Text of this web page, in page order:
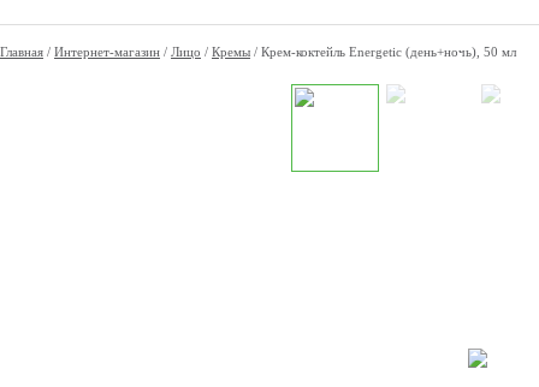
Главная / Интернет-магазин / Лицо / Кремы / Крем-коктейль Energetic (день+ночь), 50 мл